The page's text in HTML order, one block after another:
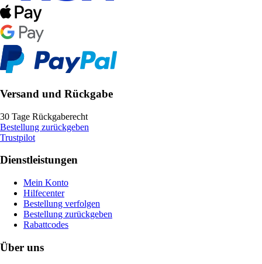
Versand und Rückgabe
30 Tage Rückgaberecht
Bestellung zurückgeben
Trustpilot
Dienstleistungen
Mein Konto
Hilfecenter
Bestellung verfolgen
Bestellung zurückgeben
Rabattcodes
Über uns